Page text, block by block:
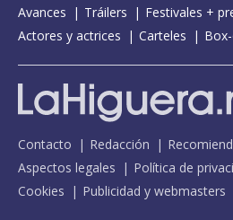
Avances
Tráilers
Festivales +
Actores y actrices
Carteles
Contacto Redacción
Aspectos legales
Política de
Cookies
Publicidad y webmasters